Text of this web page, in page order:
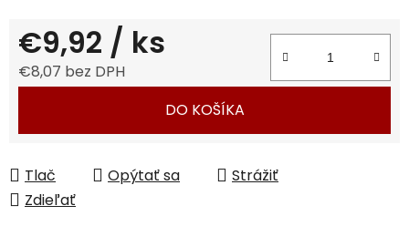
€9,92 / ks
€8,07 bez DPH
DO KOŠÍKA
Tlač Opýtať sa
Strážiť
Zdieľať